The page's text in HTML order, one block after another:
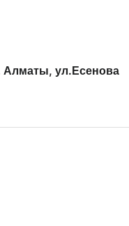
Алматы, ул.Есенова